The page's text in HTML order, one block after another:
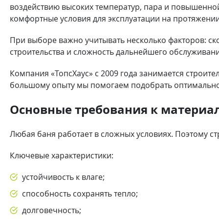
воздействию высоких температур, пара и
комфортные условия для эксплуатации на
При выборе важно учитывать несколько факторов:
строительства и сложность дальнейшего
Компания «ТопсХаус» с 2009 года занимается
большому опыту мы помогаем подобрать
Основные требования к
Любая баня работает в сложных условиях. Поэтому
Ключевые характеристики:
устойчивость к влаге;
способность сохранять тепло;
долговечность;